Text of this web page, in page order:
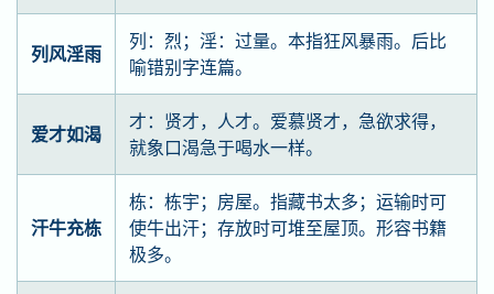
列风淫雨
列：烈；淫：过量。本指狂风暴雨。后比
喻错别字连篇。
爱才如渴
才：贤才，人才。爱慕贤才，急欲求得，
就象口渴急于喝水一样。
汗牛充栋
栋：栋宇；房屋。指藏书太多；运输时可
使牛出汗；存放时可堆至屋顶。形容书籍
极多。